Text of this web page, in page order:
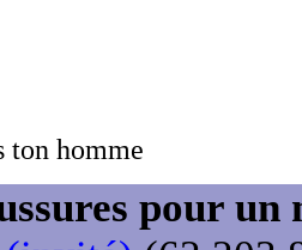
ton homme
pour